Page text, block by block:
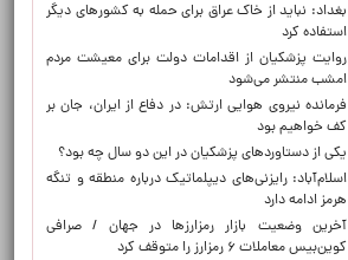
بغداد: نباید از خاک عراق برای حمله به کشورهای دیگر
استفاده کرد
روایت پزشکیان از اقدامات دولت برای معیشت مردم
امشب منتشر می‌شود
فرمانده نیروی هوایی ارتش: در دفاع از ایران، جان بر
کف خواهیم بود
یکی از دستاوردهای پزشکیان در این دو سال چه بود؟
اسلام‌آباد: رایزنی‌های دیپلماتیک درباره منطقه و تنگه
هرمز ادامه دارد
آخرین وضعیت بازار رمزارزها در جهان / صرافی
کوین‌بیس معاملات ۶ رمزارز را متوقف کرد